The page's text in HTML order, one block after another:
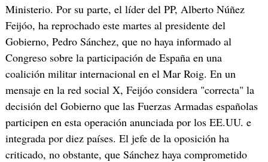
Ministerio. Por su parte, el líder del PP, Alberto Núñez
Feijóo, ha reprochado este martes al presidente del
Gobierno, Pedro Sánchez, que no haya informado al
Congreso sobre la participación de España en una
coalición militar internacional en el Mar Roig. En un
mensaje en la red social X, Feijóo considera "correcta" la
decisión del Gobierno que las Fuerzas Armadas españolas
participen en esta operación anunciada por los EE.UU. e
integrada por diez países. El jefe de la oposición ha
criticado, no obstante, que Sánchez haya comprometido